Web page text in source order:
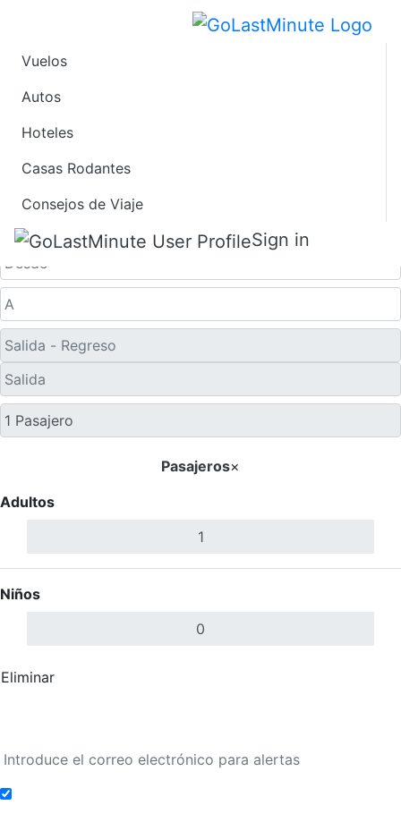
Vuelos
Autos
Hoteles
Casas Rodantes
Consejos de Viaje
Sign in
Ofertas de Viaje de
Último Minuto a
Solo ida
Pasajeros×
Adultos
Niños
Eliminar